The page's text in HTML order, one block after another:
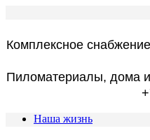
Комплексное
Пиломатериалы, дома
Наша жизнь